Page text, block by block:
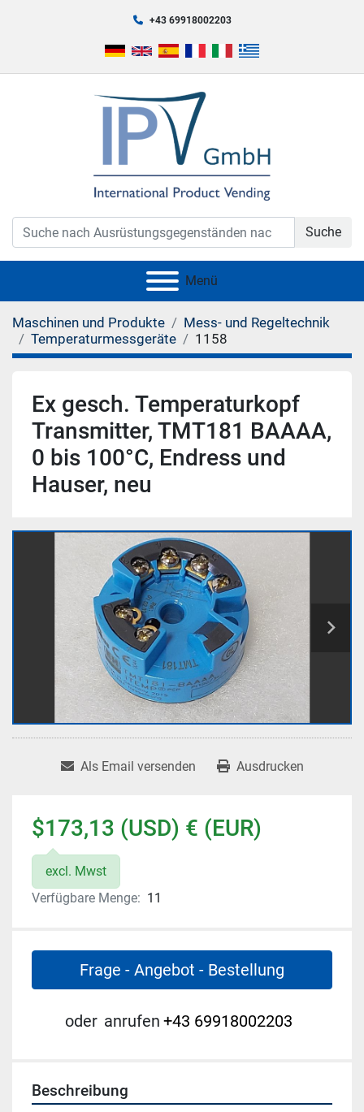
+43 69918002203
Suche
Menü
Maschinen und Produkte
Mess- und Regeltechnik
Temperaturmessgeräte
1158
Ex gesch. Temperaturkopf
Transmitter, TMT181 BAAAA,
0 bis 100°C, Endress und
Hauser, neu
Als Email versenden Ausdrucken
$173,13 (USD) € (EUR)
excl. Mwst
Verfügbare Menge: 11
Frage - Angebot - Bestellung
oder anrufen +43 69918002203
Beschreibung